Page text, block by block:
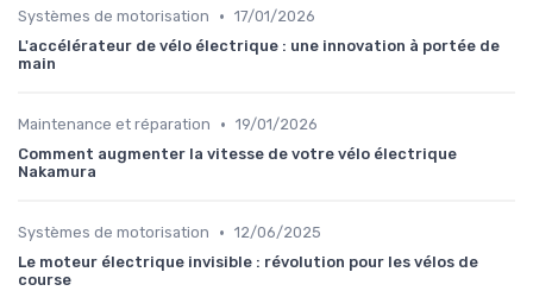
Systèmes de motorisation • 17/01/2026
L'accélérateur de vélo électrique : une innovation à portée de
main
Maintenance et réparation • 19/01/2026
Comment augmenter la vitesse de votre vélo électrique
Nakamura
Systèmes de motorisation • 12/06/2025
Le moteur électrique invisible : révolution pour les vélos de
course